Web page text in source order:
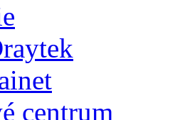
centrum